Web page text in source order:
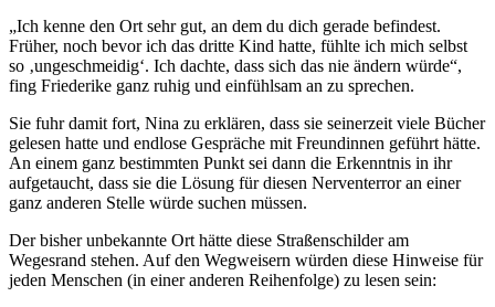
„Ich kenne den Ort sehr gut, an dem du dich gerade befindest.
Früher, noch bevor ich das dritte Kind hatte, fühlte ich mich selbst
so ‚ungeschmeidig‘. Ich dachte, dass sich das nie ändern würde“,
fing Friederike ganz ruhig und einfühlsam an zu sprechen.
Sie fuhr damit fort, Nina zu erklären, dass sie seinerzeit viele Bücher
gelesen hatte und endlose Gespräche mit Freundinnen geführt hätte.
An einem ganz bestimmten Punkt sei dann die Erkenntnis in ihr
aufgetaucht, dass sie die Lösung für diesen Nerventerror an einer
ganz anderen Stelle würde suchen müssen.
Der bisher unbekannte Ort hätte diese Straßenschilder am
Wegesrand stehen. Auf den Wegweisern würden diese Hinweise für
jeden Menschen (in einer anderen Reihenfolge) zu lesen sein: